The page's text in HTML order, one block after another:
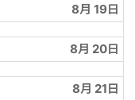
8月 19
8月 20
8月 21